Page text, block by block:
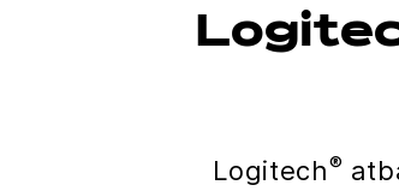
Logitech®